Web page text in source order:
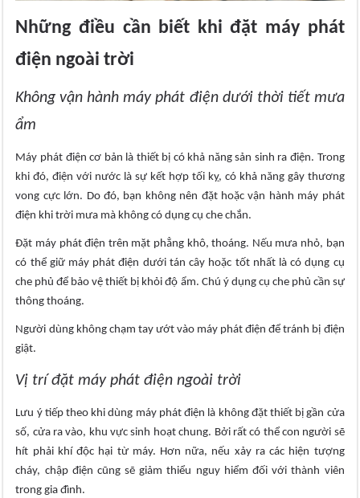
Những điều cần biết khi đặt máy phát
điện ngoài trời
Không vận hành máy phát điện dưới thời tiết mưa
ẩm
Máy phát điện cơ bản là thiết bị có khả năng sản sinh ra điện. Trong
khi đó, điện với nước là sự kết hợp tối kỵ, có khả năng gây thương
vong cực lớn. Do đó, bạn không nên đặt hoặc vận hành máy phát
điện khi trời mưa mà không có dụng cụ che chắn.
Đặt máy phát điện trên mặt phẳng khô, thoáng. Nếu mưa nhỏ, bạn
có thể giữ máy phát điện dưới tán cây hoặc tốt nhất là có dụng cụ
che phủ để bảo vệ thiết bị khỏi độ ẩm. Chú ý dụng cụ che phủ cần sự
thông thoáng.
Người dùng không chạm tay ướt vào máy phát điện để tránh bị điện
giật.
Vị trí đặt máy phát điện ngoài trời
Lưu ý tiếp theo khi dùng máy phát điện là không đặt thiết bị gần cửa
số, cửa ra vào, khu vực sinh hoạt chung. Bởi rất có thể con người sẽ
hít phải khí độc hại từ máy. Hơn nữa, nếu xảy ra các hiện tượng
cháy, chập điện cũng sẽ giảm thiểu nguy hiểm đối với thành viên
trong gia đình.